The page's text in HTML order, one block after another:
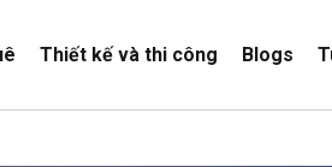
Thiết kế và thi công Blogs